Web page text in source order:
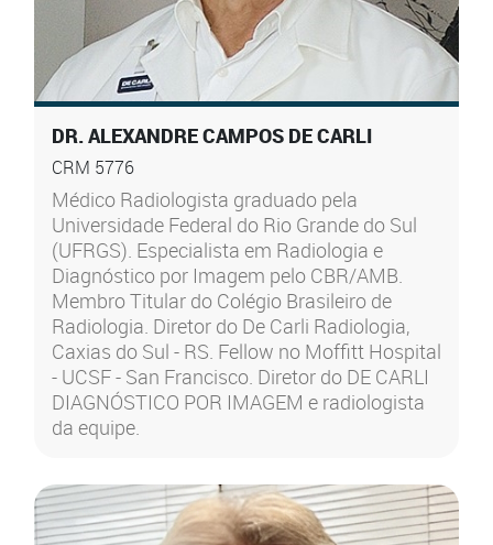
DR. ALEXANDRE CAMPOS DE CARLI
CRM 5776
Médico Radiologista graduado pela
Universidade Federal do Rio Grande do Sul
(UFRGS). Especialista em Radiologia e
Diagnóstico por Imagem pelo CBR/AMB.
Membro Titular do Colégio Brasileiro de
Radiologia. Diretor do De Carli Radiologia,
Caxias do Sul - RS. Fellow no Moffitt Hospital
- UCSF - San Francisco. Diretor do DE CARLI
DIAGNÓSTICO POR IMAGEM e radiologista
da equipe.